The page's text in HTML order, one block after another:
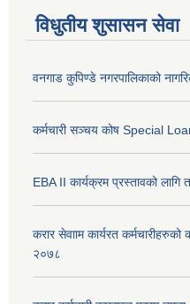
विधुतीय शुसासन सेवा
वनगाड कुपिण्डे नगरपालिकाको
कर्मचारी सञ्चय कोष Special
EBA II कार्यक्रम प्रस्तावको लागि
करार सेवााम कार्यरत
२०७८